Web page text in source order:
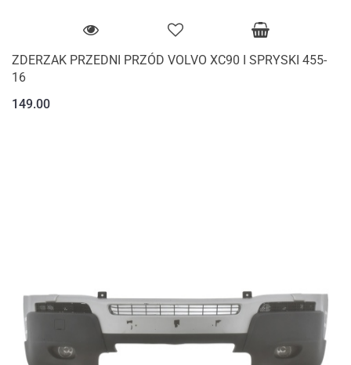
ZDERZAK PRZEDNI PRZÓD VOLVO XC90 I SPRYSKI 455-
16
149.00